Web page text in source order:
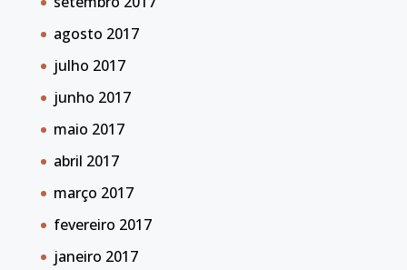
agosto 2017
julho 2017
junho 2017
maio 2017
abril 2017
março 2017
fevereiro 2017
janeiro 2017